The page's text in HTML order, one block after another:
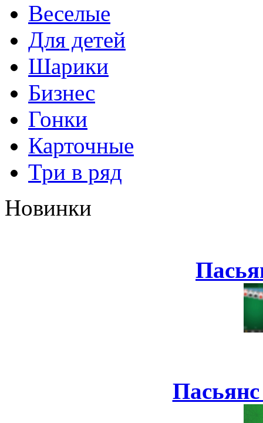
Веселые
Для детей
Шарики
Бизнес
Гонки
Карточные
Три в ряд
Новинки